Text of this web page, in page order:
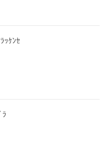
ｯｹﾝｾ
ﾗ